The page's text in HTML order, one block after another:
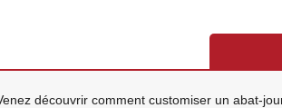
découvrir comment customiser un abat-